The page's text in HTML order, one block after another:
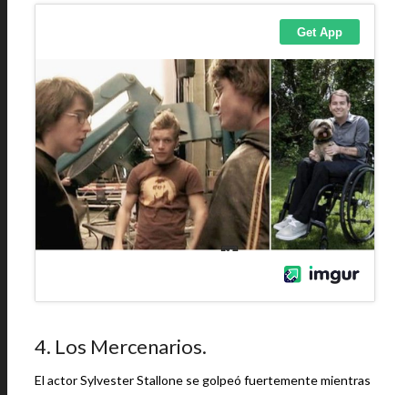
4. Los Mercenarios.
El actor Sylvester Stallone se golpeó fuertemente mientras